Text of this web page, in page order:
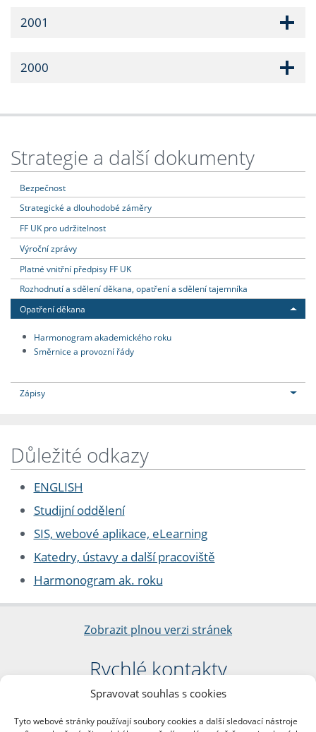
Spravovat souhlas s cookies
Tyto webové stránky používají soubory cookies a další sledovací nástroje
2001
2000
Strategie a další dokumenty
Bezpečnost
Strategické a dlouhodobé záměry
FF UK pro udržitelnost
Výroční zprávy
Platné vnitřní předpisy FF UK
Rozhodnutí a sdělení děkana, opatření a sdělení tajemníka
Opatření děkana
Harmonogram akademického roku
Směrnice a provozní řády
Zápisy
Důležité odkazy
ENGLISH
Studijní oddělení
SIS, webové aplikace, eLearning
Katedry, ústavy a další pracoviště
Harmonogram ak. roku
Zobrazit plnou verzi stránek
Rychlé kontakty
Filozofická fakulta
nám. Jana Palacha 1/2